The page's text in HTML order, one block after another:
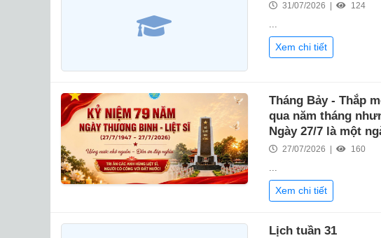
31/07/2026 | 124
...
Xem chi tiết
Tháng Bảy - Thắp
qua năm tháng
Ngày 27/7 là một
27/07/2026 | 160
...
Xem chi tiết
Lịch tuần 31